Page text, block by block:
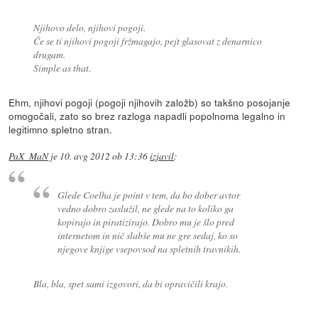
Njihovo delo, njihovi pogoji.
Če se ti njihovi pogoji fržmagajo, pejt glasovat z denarnico
drugam.
Simple as that.
Ehm, njihovi pogoji (pogoji njihovih založb) so takšno posojanje
omogočali, zato so brez razloga napadli popolnoma legalno in
legitimno spletno stran.
PaX_MaNje 10. avg 2012 ob 13:36izjavil:
Glede Coelha je point v tem, da bo dober avtor
vedno dobro zaslužil, ne glede na to koliko ga
kopirajo in piratizirajo. Dobro mu je šlo pred
internetom in nič slabše mu ne gre sedaj, ko so
njegove knjige vsepovsod na spletnih travnikih.
Bla, bla, spet sami izgovori, da bi opravičili krajo.